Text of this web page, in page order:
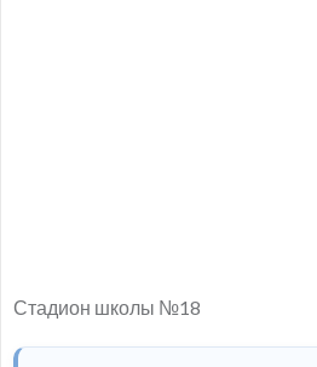
Стадион школы №18